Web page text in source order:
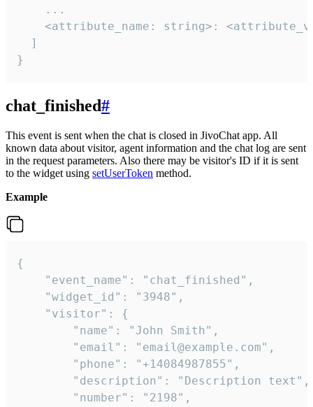
    ...
<attribute_name: string>:
  ]
}
chat_finished#
This event is sent when the chat is closed in JivoChat app. All
known data about visitor, agent information and the chat log are sent
in the request parameters. Also there may be visitor's ID if it is sent
to the widget using setUserToken method.
Example
{
    "event_name": "chat_finished",
    "widget_id": "3948",
    "visitor": {
        "name": "John Smith",
        "email": "email@example.com",
        "phone": "+14084987855",
        "description": "Description text",
        "number": "2198",